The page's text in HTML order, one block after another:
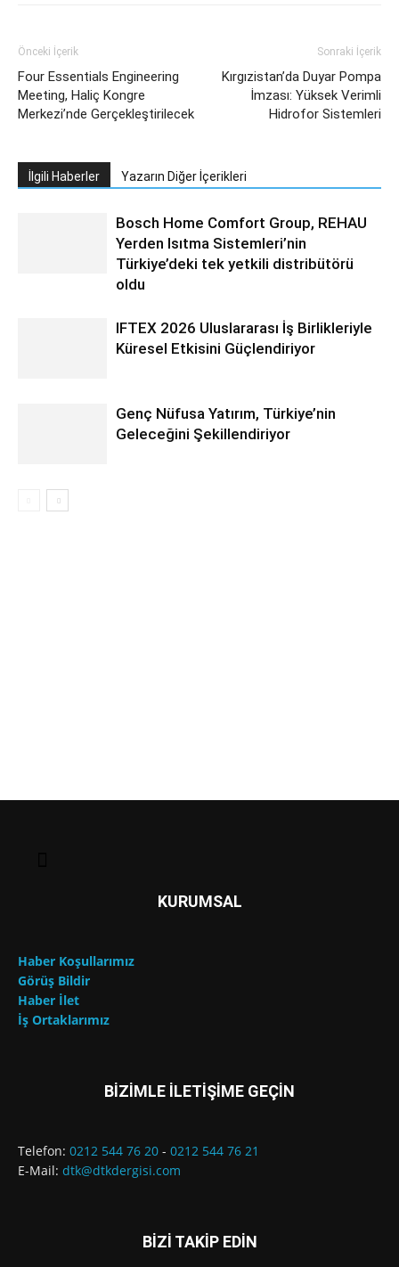
Önceki İçerik
Four Essentials Engineering
Meeting, Haliç Kongre
Merkezi’nde Gerçekleştirilecek
Sonraki İçerik
Kırgızistan’da Duyar Pompa
İmzası: Yüksek Verimli
Hidrofor Sistemleri
İlgili Haberler Yazarın Diğer İçerikleri
Bosch Home Comfort Group, REHAU
Yerden Isıtma Sistemleri’nin
Türkiye’deki tek yetkili distribütörü
oldu
IFTEX 2026 Uluslararası İş Birlikleriyle
Küresel Etkisini Güçlendiriyor
Genç Nüfusa Yatırım, Türkiye’nin
Geleceğini Şekillendiriyor
KURUMSAL
Haber Koşullarımız
Görüş Bildir
Haber İlet
İş Ortaklarımız
BİZİMLE İLETİŞİME GEÇİN
Telefon: 0212 544 76 20 - 0212 544 76 21
E-Mail: dtk@dtkdergisi.com
BİZİ TAKİP EDİN